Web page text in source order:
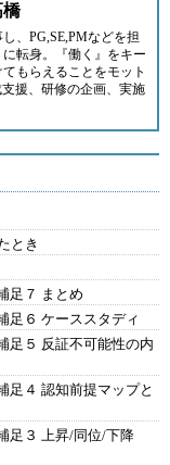
橋
、PG,SE,PMなどを担
転身。『働く』をキー
もらえることをモット
援、研修の企画、実施
とき
足７ まとめ
足６ ケーススタディ
足５ 反証不可能性の内
４ 認知前提マップと
足３ 上昇/同位/下降